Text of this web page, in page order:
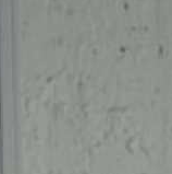
Avloppsarmatur och tillbehör